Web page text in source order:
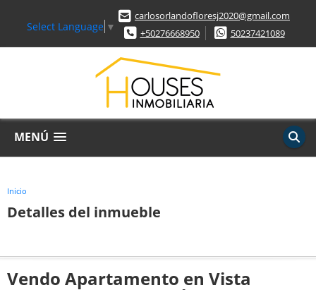
Select Language ▼
carlosorlandofloresj2020@gmail.com
+50276668950
50237421089
MENÚ
Inicio
Detalles del inmueble
Vendo Apartamento en Vista